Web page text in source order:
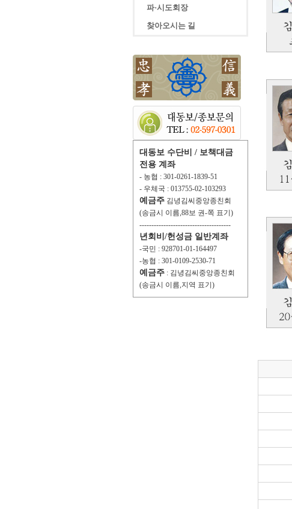
파·시도회장
찾아오시는 길
대동보 수단비 / 보책대금
전용 계좌
- 농협 : 301-0261-1839-51
- 우체국 : 013755-02-103293
예금주 김녕김씨중앙종친회
(송금시 이름,88보 권-쪽 표기)
--------------------------------------
년회비/헌성금 일반계좌
-국민 : 928701-01-164497
-농협 : 301-0109-2530-71
예금주 : 김녕김씨중앙종친회
(송금시 이름,지역 표기)